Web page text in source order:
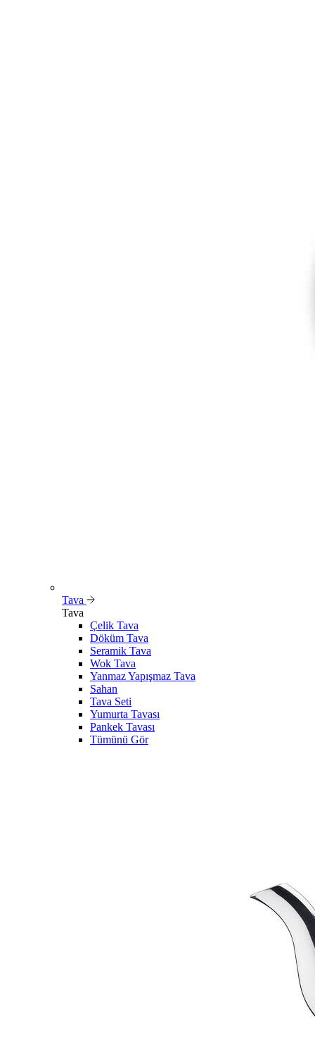
Tava
Tava
Çelik Tava
Döküm Tava
Seramik Tava
Wok Tava
Yanmaz Yapışmaz Tava
Sahan
Tava Seti
Yumurta Tavası
Pankek Tavası
Tümünü Gör